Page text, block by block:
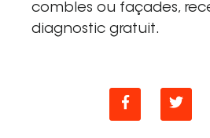
combles ou façades,
diagnostic gratuit.